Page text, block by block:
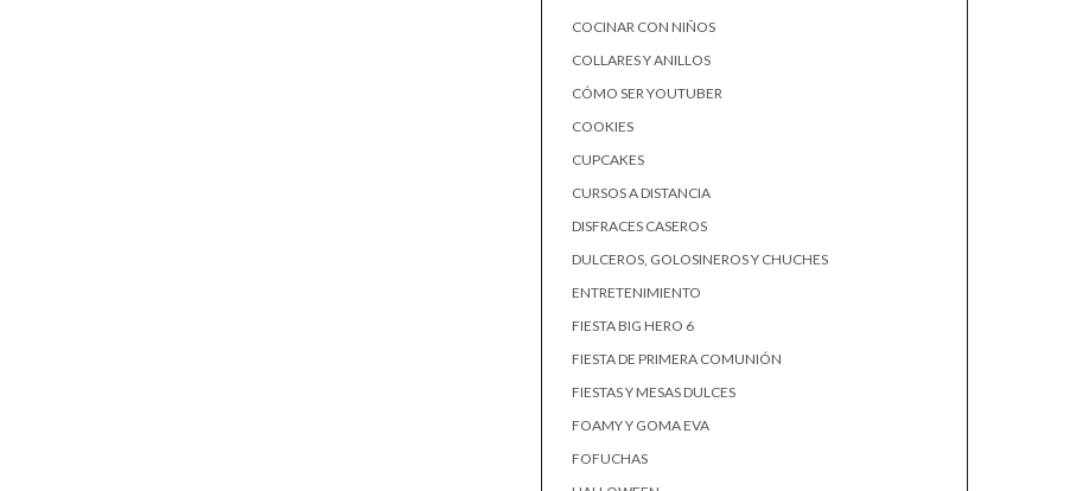
COCINAR CON NIÑOS
COLLARES Y ANILLOS
CÓMO SER YOUTUBER
COOKIES
CUPCAKES
CURSOS A DISTANCIA
DISFRACES CASEROS
DULCEROS, GOLOSINEROS Y CHUCHES
ENTRETENIMIENTO
FIESTA BIG HERO 6
FIESTA DE PRIMERA COMUNIÓN
FIESTAS Y MESAS DULCES
FOAMY Y GOMA EVA
FOFUCHAS